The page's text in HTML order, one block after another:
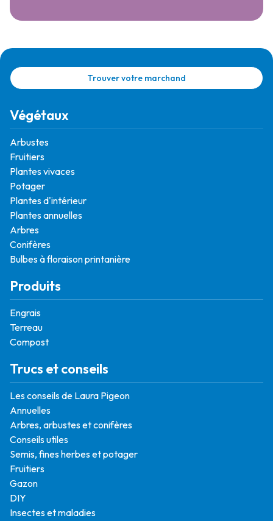
Trouver votre marchand
Végétaux
Arbustes
Fruitiers
Plantes vivaces
Potager
Plantes d'intérieur
Plantes annuelles
Arbres
Conifères
Bulbes à floraison printanière
Produits
Engrais
Terreau
Compost
Trucs et conseils
Les conseils de Laura Pigeon
Annuelles
Arbres, arbustes et conifères
Conseils utiles
Semis, fines herbes et potager
Fruitiers
Gazon
DIY
Insectes et maladies